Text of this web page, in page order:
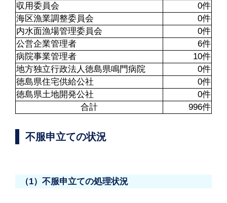
収用委員会
0件
海区漁業調整委員会
0件
内水面漁場管理委員会
0件
公営企業管理者
6件
病院事業管理者
10件
地方独立行政法人徳島県鳴門病院
0件
徳島県住宅供給公社
0件
徳島県土地開発公社
0件
合計
996件
不服申立ての状況
（1）不服申立ての処理状況